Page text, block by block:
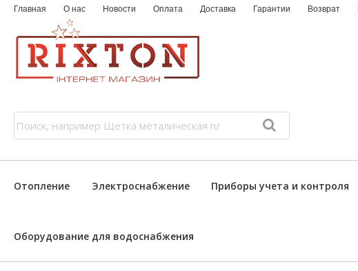
Главная О нас Новости Оплата Доставка Гарантии Возврат
Отопление Электроснабжение Приборы учета и контроля
Оборудование для водоснабжения